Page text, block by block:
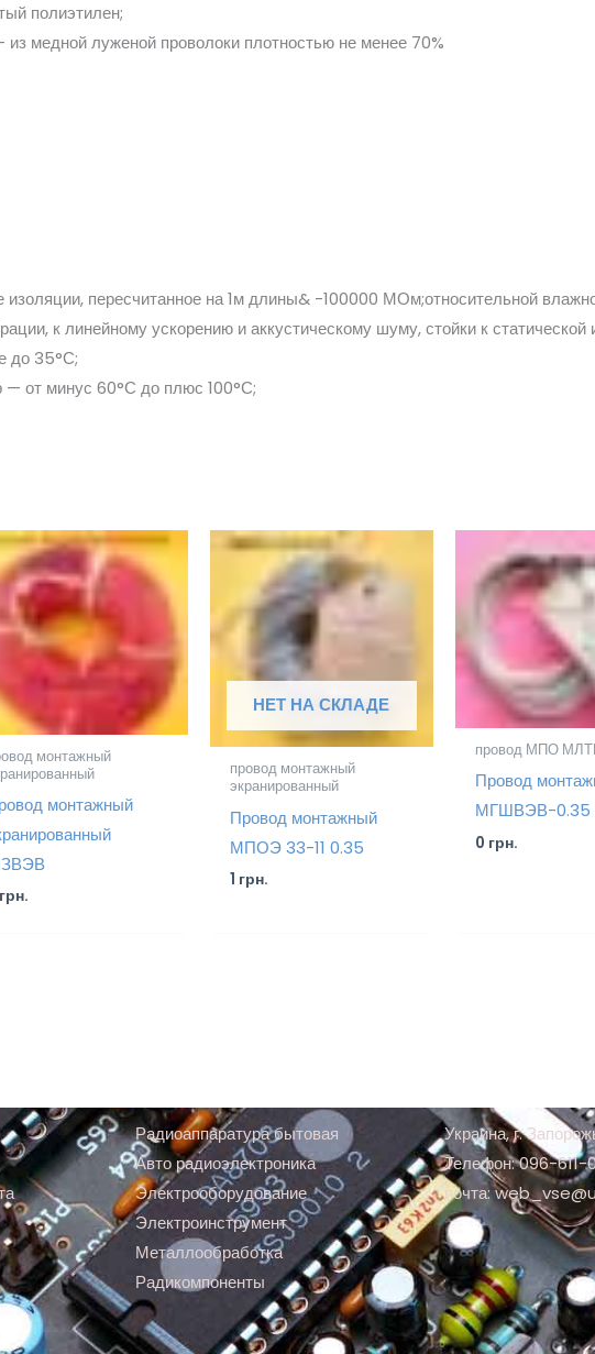
полиэтилен;
луженой проволоки плотностью не менее 70%
изоляции, пересчитанное на 1м длины& -100000 МОм;относительной
к линейному ускорению и аккустическому шуму, стойки к
до 35°С;
— от минус 60°С до плюс 100°С;
монтажный
монтажный
грн.
НЕТ НА СКЛАДЕ
провод монтажный
экранированный
Провод монтажный
МПОЭ 33-11 0.35
1 грн.
провод МПО
Провод
МГШВЭВ-0.35
0 грн.
Радиоаппаратура бытовая
Авто радиоэлектроника
Электрооборудование
Электроинструмент
Металлообработка
Радикомпоненты
Украина, г.
Телефон: 096-
почта: